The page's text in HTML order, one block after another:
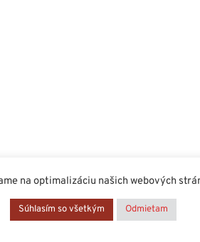
na optimalizáciu našich webových
Súhlasím so všetkým Odmietam